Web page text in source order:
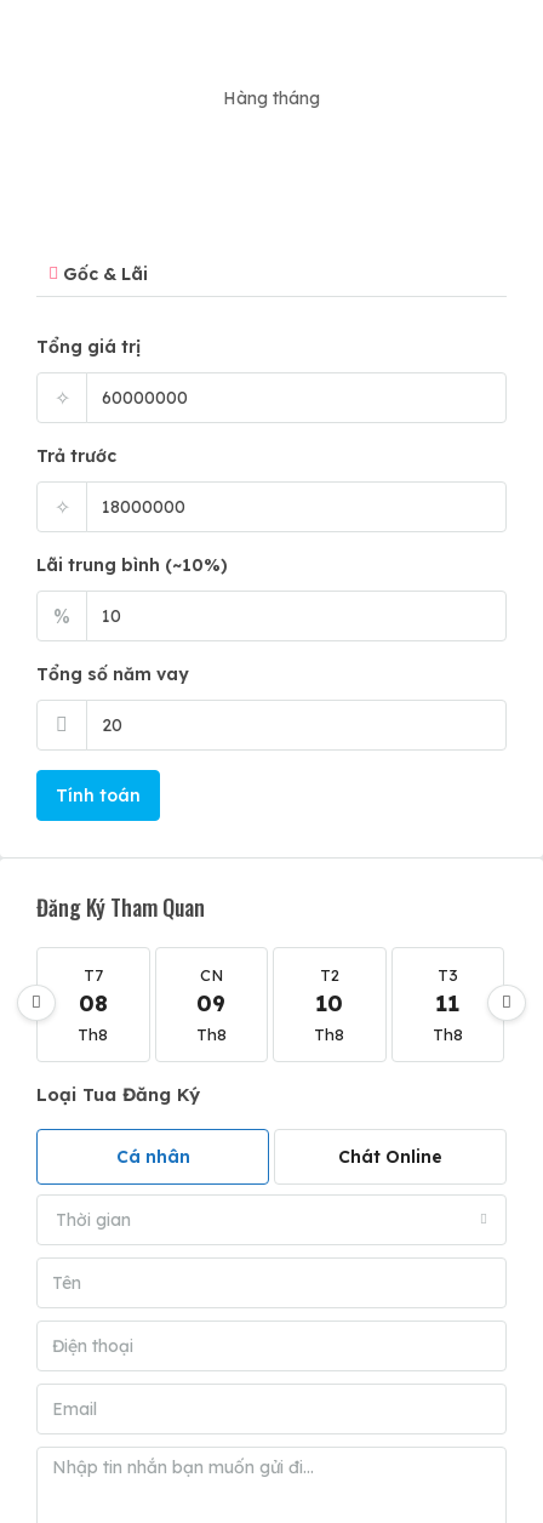
Hàng tháng
Gốc & Lãi
Tổng giá trị
✧
Trả trước
✧
Lãi trung bình (~10%)
%
Tổng số năm vay
Tính toán
Đăng Ký Tham Quan
T7
08
Th8
CN
09
Th8
T2
10
Th8
T3
11
Th8
Loại Tua Đăng Ký
Cá nhân Chát Online
Thời gian